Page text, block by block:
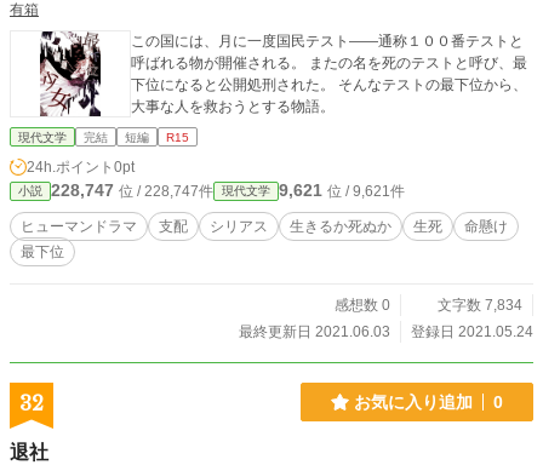
有箱
この国には、月に一度国民テスト――通称１００番テストと
呼ばれる物が開催される。 またの名を死のテストと呼び、最
下位になると公開処刑された。 そんなテストの最下位から、
大事な人を救おうとする物語。
現代文学 完結 短編 R15
24h.ポイント 0pt
小説 228,747 位 / 228,747件 現代文学 9,621 位 / 9,621件
ヒューマンドラマ 支配 シリアス 生きるか死ぬか 生死
命懸け
最下位
感想数 0
文字数 7,834
最終更新日 2021.06.03
登録日 2021.05.24
32 お気に入り追加 0
退社